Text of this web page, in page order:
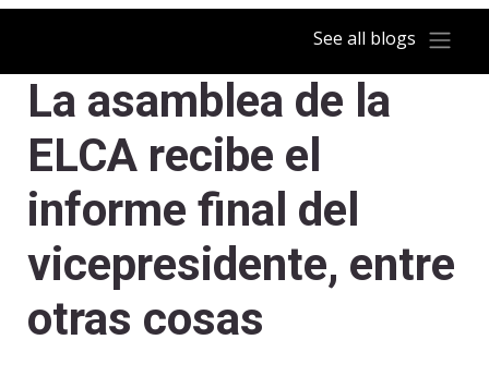
See all blogs
La asamblea de la
ELCA recibe el
informe final del
vicepresidente, entre
otras cosas